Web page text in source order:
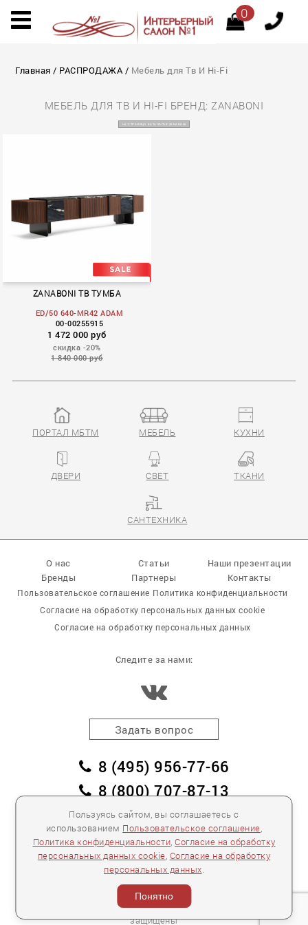
0
Главная / РАСПРОДАЖА / Мебель для Тв И Hi-Fi
МЕБЕЛЬ ДЛЯ ТВ И HI-FI БРЕНД: ZANABONI
НА СТРАНИЦУ КАТАЛОГОВ ZANABONI
ZANABONI ТВ ТУМБА
ED/50 640-MR42 ADAM
00-00255915
1 472 000 руб
скидка -20%
1 840 000 руб
Пользуясь сайтом, вы соглашаетесь с
использованием Пользовательское соглашение
Политика конфиденциальности Согласие на обработку
персональных данных cookie Согласие на обработку
персональных данных
Понятно
ПОРТАЛ МБТМ МЕБЕЛЬ КУХНИ
ДВЕРИ СВЕТ ТКАНИ
САНТЕХНИКА
О нас Статьи
Наши презентации
Бренды
Партнеры Контакты
Пользовательское соглашение Политика конфиденциальности
Согласие на обработку персональных данных cookie
Согласие на обработку персональных данных
Следите за нами:
Задать вопрос
8 (495) 956-77-66
8 (800) 707-87-13
заказать обратный звонок
пл. Победы, дом 2, корпус 2
Для спецификаций и предложений:info@mebelclub.ru
Выставленные на данном сайте предложения
публичной офертой не являются.
Количество товара ограничено.
2026 «Интерьерный салон №1» Все права
защищены